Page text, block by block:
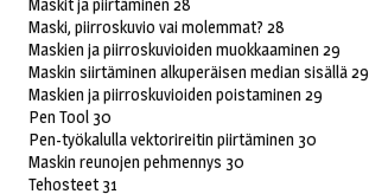
Maskit ja piirtäminen 28
Maski, piirroskuvio vai molemmat? 28
Maskien ja piirroskuvioiden muokkaaminen 29
Maskin siirtäminen alkuperäisen median sisällä 29
Maskien ja piirroskuvioiden poistaminen 29
Pen Tool 30
Pen-työkalulla vektorireitin piirtäminen 30
Maskin reunojen pehmennys 30
Tehosteet 31